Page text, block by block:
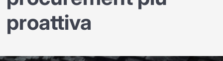
proattiva